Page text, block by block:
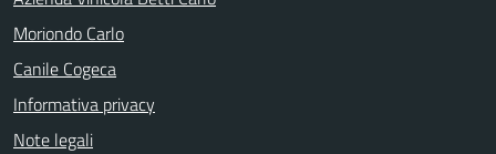
Moriondo Carlo
Canile Cogeca
Informativa privacy
Note legali